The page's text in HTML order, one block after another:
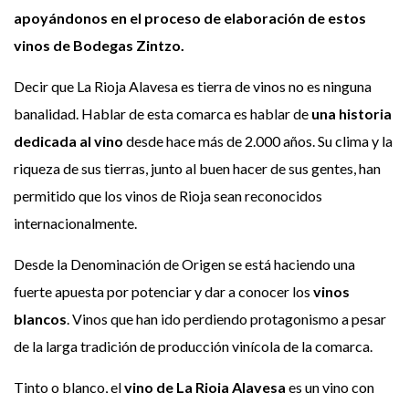
apoyándonos en el proceso de elaboración de estos
vinos de Bodegas Zintzo.
Decir que La Rioja Alavesa es tierra de vinos no es ninguna
banalidad. Hablar de esta comarca es hablar de una historia
dedicada al vino desde hace más de 2.000 años. Su clima y la
riqueza de sus tierras, junto al buen hacer de sus gentes, han
permitido que los vinos de Rioja sean reconocidos
internacionalmente.
Desde la Denominación de Origen se está haciendo una
fuerte apuesta por potenciar y dar a conocer los vinos
blancos. Vinos que han ido perdiendo protagonismo a pesar
de la larga tradición de producción vinícola de la comarca.
Tinto o blanco, elvino de La Rioja Alavesa es un vino con